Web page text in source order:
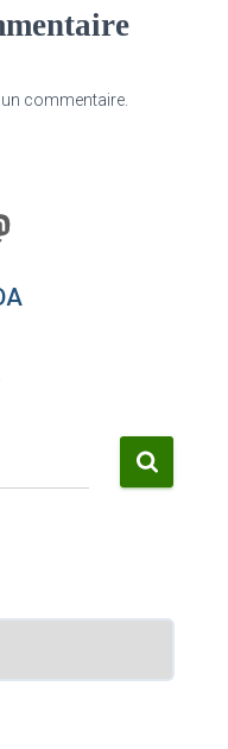
commentaire.